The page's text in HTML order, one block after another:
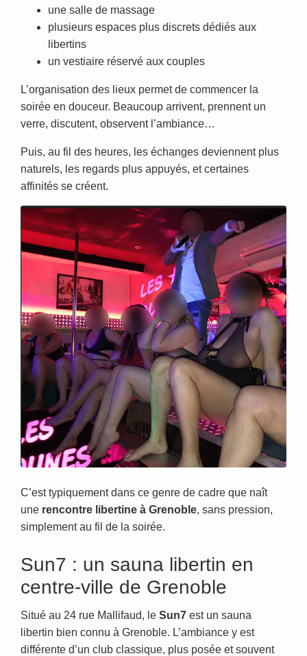
une salle de massage
plusieurs espaces plus discrets dédiés aux
libertins
un vestiaire réservé aux couples
L’organisation des lieux permet de commencer la
soirée en douceur. Beaucoup arrivent, prennent un
verre, discutent, observent l’ambiance…
Puis, au fil des heures, les échanges deviennent plus
naturels, les regards plus appuyés, et certaines
affinités se créent.
C’est typiquement dans ce genre de cadre que naît
une rencontre libertine à Grenoble, sans pression,
simplement au fil de la soirée.
Sun7 : un sauna libertin en
centre-ville de Grenoble
Situé au 24 rue Mallifaud, le Sun7 est un sauna
libertin bien connu à Grenoble. L’ambiance y est
différente d’un club classique, plus posée et souvent